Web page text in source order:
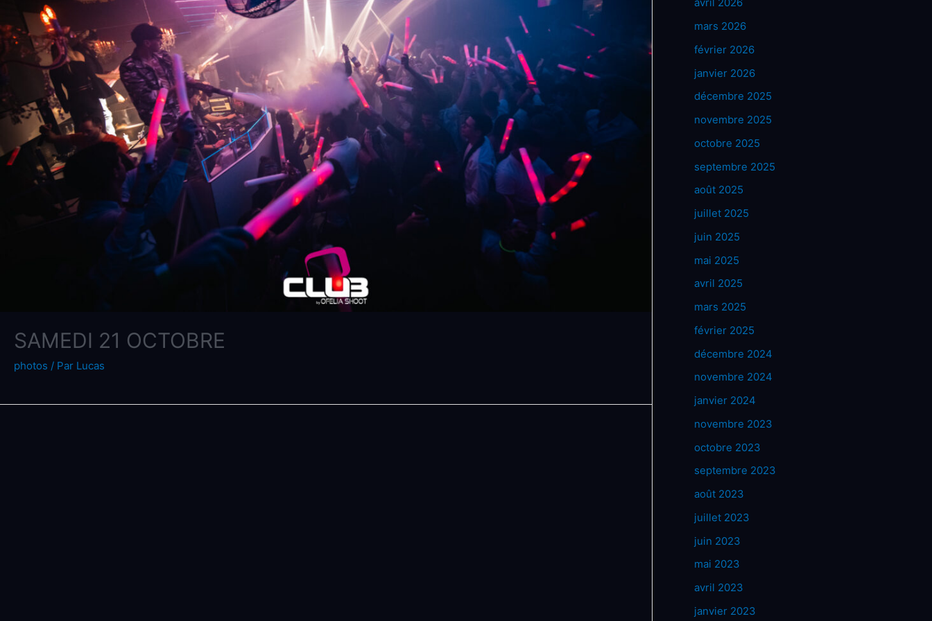
SAMEDI 21 OCTOBRE
photos / Par Lucas
mars 2026
février 2026
janvier 2026
décembre 2025
novembre 2025
octobre 2025
septembre 2025
août 2025
juillet 2025
juin 2025
mai 2025
avril 2025
mars 2025
février 2025
décembre 2024
novembre 2024
janvier 2024
novembre 2023
octobre 2023
septembre 2023
août 2023
juillet 2023
juin 2023
mai 2023
avril 2023
janvier 2023